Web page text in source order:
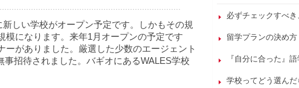
しい学校がオープン予定です。しかもその規
になります。来年1月オープンの予定です
がありました。厳選した少数のエージェント
招待されました。バギオにあるWALES学校
必ずチェックすべ
留学プランの決め
『自分に合った』
学校ってどう選ん